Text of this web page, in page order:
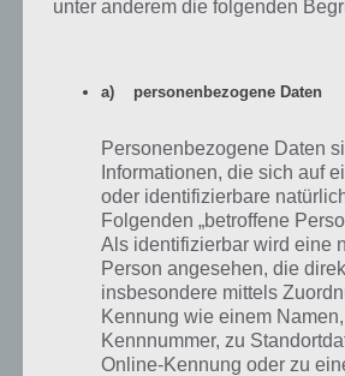
App herunterladen
Die App Mini Racing Adventures ist sicherlich
denn grafisch wirkt das ganze ziemlich
dann lustig, vor allem durch die
man durch den Einsatz von Münzen und
Multiplayer Spielmodi den Reiz genommen.
Ewigkeiten bis neue Strecken und Autos
Daher können wir die App nur bedingt
Adventures gibt es für Android, iPhone und
unter anderem die folgenden
a) personenbezogene Daten
Personenbezogene Daten
Informationen, die sich auf
oder identifizierbare
Folgenden „betroffene
Als identifizierbar wird eine
Person angesehen, die
insbesondere mittels
Kennung wie einem
Kennnummer, zu
Online-Kennung oder zu